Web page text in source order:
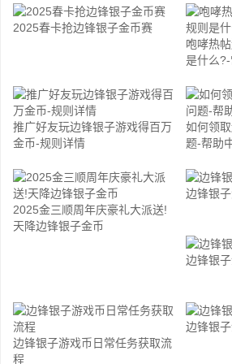
2025春卡抢边锋银子金币赛
咆哮热
是什么
推广好友玩边锋银子游戏得百万
金币-规则详情
如何领
题-帮助
2025金三顺周年庆豪礼大派送!
天降边锋银子金币
边锋银
边锋银
边锋银子游戏币日常任务获取流
程
边锋银